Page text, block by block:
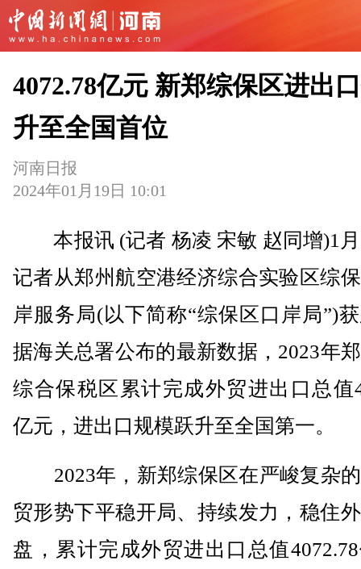
4072.78亿元 新郑综保区进出
升至全国首位
河南日报
2024年01月19日 10:01
本报讯 (记者 杨凌 宋敏 赵同增)1月
记者从郑州航空港经济综合实验区综
岸服务局(以下简称“综保区口岸局”)
据海关总署公布的最新数据，2023年
综合保税区累计完成外贸进出口总值
亿元，进出口规模跃升至全国第一。
2023年，新郑综保区在严峻复杂
贸形势下平稳开局、持续发力，稳住
盘，累计完成外贸进出口总值